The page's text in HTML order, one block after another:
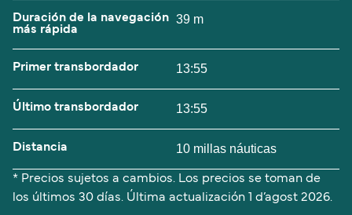
Duración de la navegación
más rápida
39 m
Primer transbordador 13:55
Último transbordador 13:55
Distancia 10 millas náuticas
* Precios sujetos a cambios. Los precios se toman de
los últimos 30 días. Última actualización 1 d’agost 2026.